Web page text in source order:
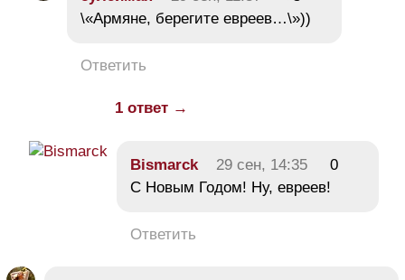
\«Армяне, берегите евреев…\»))
Ответить
1 ответ →
Bismarck 29 сен, 14:35
0
С Новым Годом! Ну, евреев!
Ответить